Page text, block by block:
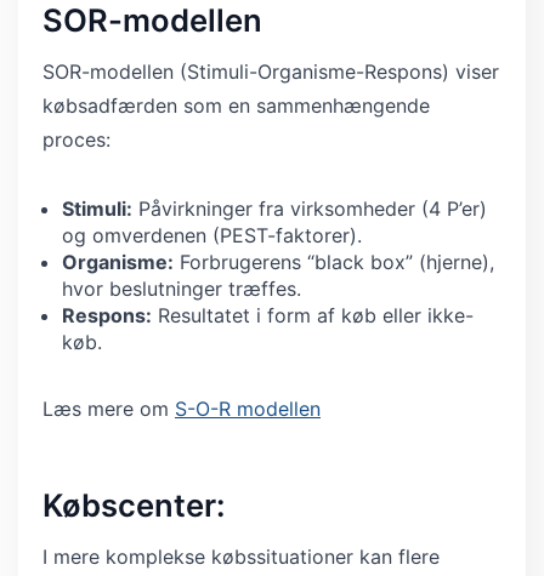
SOR-modellen
SOR-modellen (Stimuli-Organisme-Respons) viser
købsadfærden som en sammenhængende
proces:
Stimuli: Påvirkninger fra virksomheder (4 P’er)
og omverdenen (PEST-faktorer).
Organisme: Forbrugerens “black box” (hjerne),
hvor beslutninger træffes.
Respons: Resultatet i form af køb eller ikke-
køb.
Læs mere om S-O-R modellen
Købscenter:
I mere komplekse købssituationer kan flere